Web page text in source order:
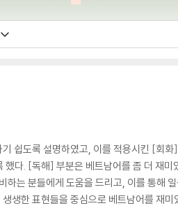
쉽도록 설명하였고, 이를 적용시킨 [회
다. [독해] 부분은 베트남어를 좀 더 재미
는 분들에게 도움을 드리고, 이를 통해
생한 표현들을 중심으로 베트남어를 재미